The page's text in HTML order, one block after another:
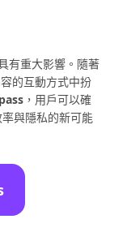
有重大影響。隨著
的互動方式中扮
，用戶可以確
與隱私的新可能